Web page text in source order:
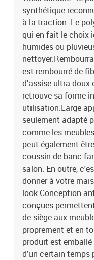
synthétique
à la traction. Le
qui en fait le choix
humides ou
est rembourré de
d'assise ultra-doux
retrouve sa forme
utilisation.Large
seulement adapté
comme les
peut également
coussin de banc
salon. En outre,
donner à votre
look.Conception
conçues
de siège aux
proprement et en
produit est
d'un certain temps